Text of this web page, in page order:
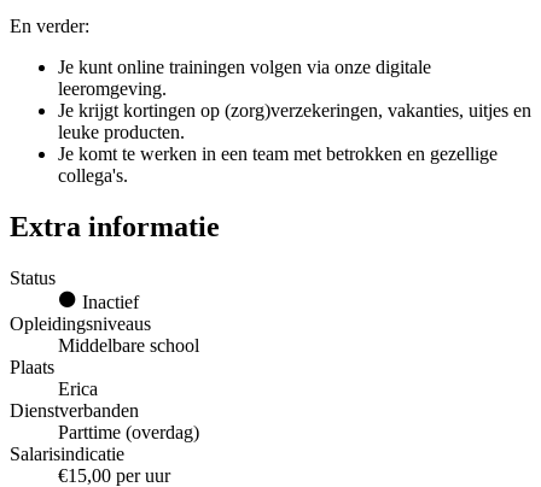
En verder:
Je kunt online trainingen volgen via onze digitale
leeromgeving.
Je krijgt kortingen op (zorg)verzekeringen, vakanties, uitjes en
leuke producten.
Je komt te werken in een team met betrokken en gezellige
collega's.
Extra informatie
Status
Inactief
Opleidingsniveaus
Middelbare school
Plaats
Erica
Dienstverbanden
Parttime (overdag)
Salarisindicatie
€15,00 per uur